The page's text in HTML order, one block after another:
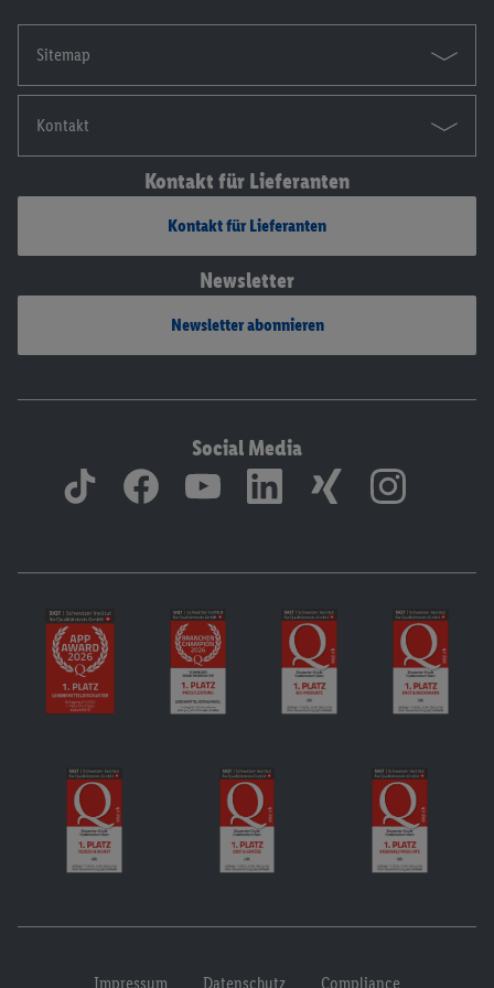
Sitemap
Kontakt
Kontakt für Lieferanten
Kontakt für Lieferanten
Newsletter
Newsletter abonnieren
Social Media
Impressum Datenschutz Compliance